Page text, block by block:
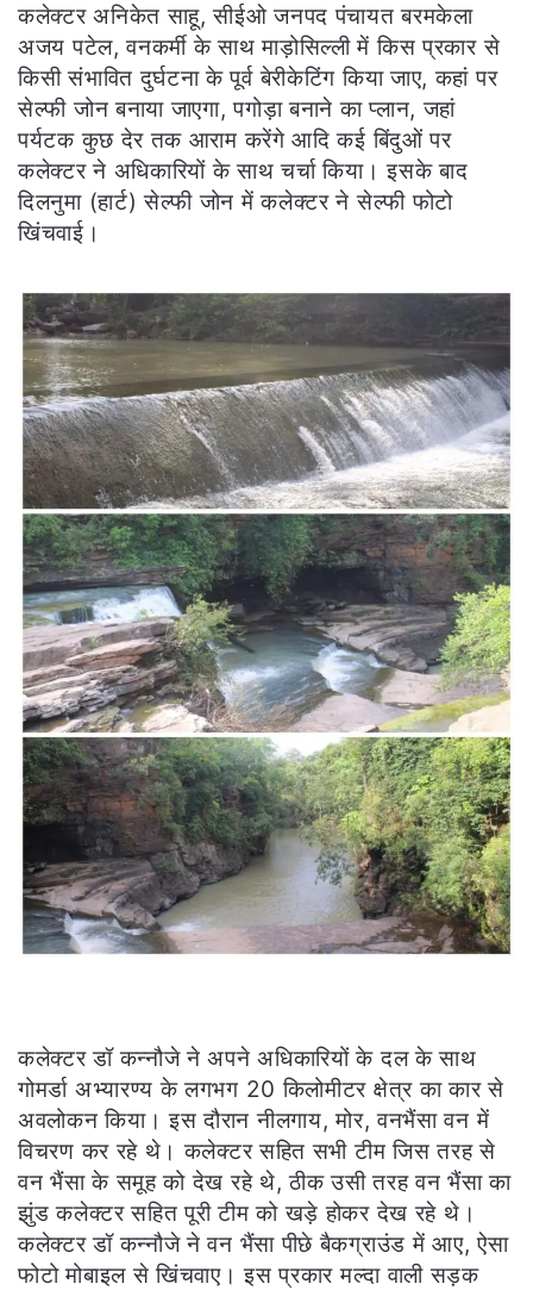
कलेक्टर अनिकेत साहू, सीईओ जनपद पंचायत बरमकेला
अजय पटेल, वनकर्मी के साथ माड़ोसिल्ली में किस प्रकार से
किसी संभावित दुर्घटना के पूर्व बेरीकेटिंग किया जाए, कहां पर
सेल्फी जोन बनाया जाएगा, पगोड़ा बनाने का प्लान, जहां
पर्यटक कुछ देर तक आराम करेंगे आदि कई बिंदुओं पर
कलेक्टर ने अधिकारियों के साथ चर्चा किया। इसके बाद
दिलनुमा (हार्ट) सेल्फी जोन में कलेक्टर ने सेल्फी फोटो
खिंचवाई।
कलेक्टर डॉ कन्नौजे ने अपने अधिकारियों के दल के साथ
गोमर्डा अभ्यारण्य के लगभग 20 किलोमीटर क्षेत्र का कार से
अवलोकन किया। इस दौरान नीलगाय, मोर, वनभैंसा वन में
विचरण कर रहे थे। कलेक्टर सहित सभी टीम जिस तरह से
वन भैंसा के समूह को देख रहे थे, ठीक उसी तरह वन भैंसा का
झुंड कलेक्टर सहित पूरी टीम को खड़े होकर देख रहे थे।
कलेक्टर डॉ कन्नौजे ने वन भैंसा पीछे बैकग्राउंड में आए, ऐसा
फोटो मोबाइल से खिंचवाए। इस प्रकार मल्दा वाली सड़क